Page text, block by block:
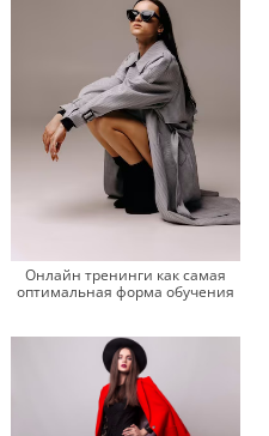
Онлайн тренинги как самая
оптимальная форма обучения